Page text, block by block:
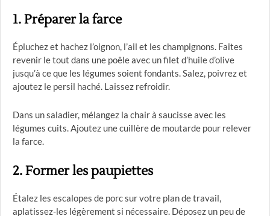
1. Préparer la farce
Épluchez et hachez l’oignon, l’ail et les champignons. Faites
revenir le tout dans une poêle avec un filet d’huile d’olive
jusqu’à ce que les légumes soient fondants. Salez, poivrez et
ajoutez le persil haché. Laissez refroidir.
Dans un saladier, mélangez la chair à saucisse avec les
légumes cuits. Ajoutez une cuillère de moutarde pour relever
la farce.
2. Former les paupiettes
Étalez les escalopes de porc sur votre plan de travail,
aplatissez-les légèrement si nécessaire. Déposez un peu de